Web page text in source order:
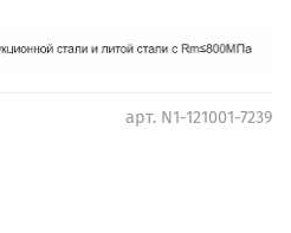
арт. N1-121001-7239